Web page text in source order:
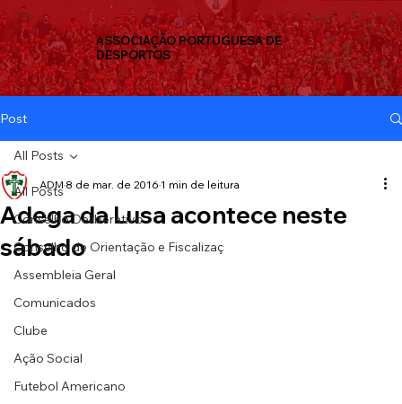
ASSOCIAÇÃO PORTUGUESA DE
DESPORTOS
Post
All Posts
Conselho Deliberativo
Conselho de Orientação e Fiscalizaç
Assembleia Geral
Comunicados
Clube
Ação Social
Futebol Americano
All Posts
Adega da Lusa acontece neste
sábado
ADM 8 de mar. de 2016 1 min de leitura